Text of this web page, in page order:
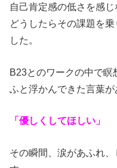
自己肯定感の低さを感じ
どうしたらその課題を
した。
B23とのワークの中で瞑
ふと浮かんできた言葉が
「優しくしてほしい」
その瞬間、涙があふれ